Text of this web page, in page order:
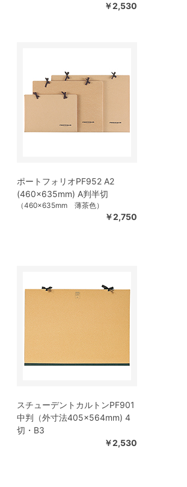
￥2,530
ポートフォリオPF952 A2
(460×635mm) A判半切
（460×635mm 薄茶色）
￥2,750
スチューデントカルトンPF901
中判（外寸法405×564mm) 4
切・B3
￥2,530